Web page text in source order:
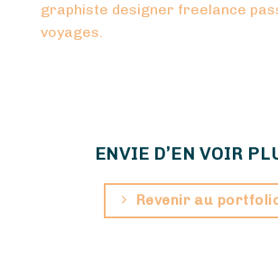
graphiste designer freelance
voyages.
ENVIE D’EN VOIR
Revenir au